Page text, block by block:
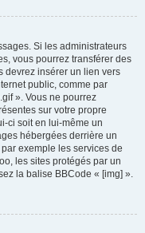
Si les administrateurs
vous pourrez transférer des
devrez insérer un lien vers
public, comme par
». Vous ne pourrez
sur votre propre
ci soit en lui-même un
hébergées derrière un
exemple les services de
les sites protégés par un
la balise BBCode « [img] ».